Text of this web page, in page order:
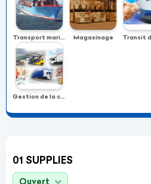
Transport maritime Magasinage Transit
Gestion de la chaîne logistique
01 SUPPLIES
Ouvert